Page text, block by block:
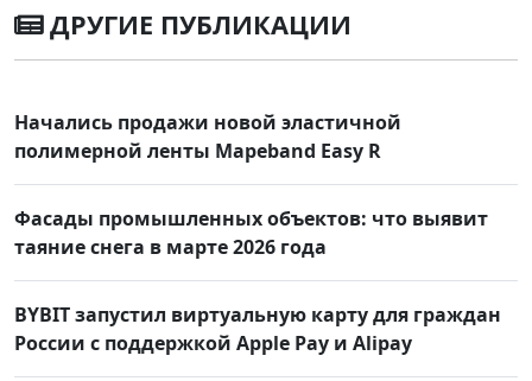
ДРУГИЕ ПУБЛИКАЦИИ
Начались продажи новой эластичной
полимерной ленты Mapeband Easy R
Фасады промышленных объектов: что выявит
таяние снега в марте 2026 года
BYBIT запустил виртуальную карту для граждан
России с поддержкой Apple Pay и Alipay